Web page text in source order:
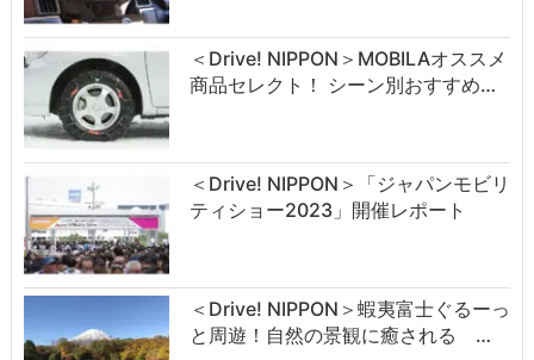
＜Drive! NIPPON＞MOBILAオススメ
商品セレクト！ シーン別おすすめ…
＜Drive! NIPPON＞「ジャパンモビリ
ティショー2023」開催レポート
＜Drive! NIPPON＞蝦夷富士ぐるーっ
と周遊！自然の景観に癒される …